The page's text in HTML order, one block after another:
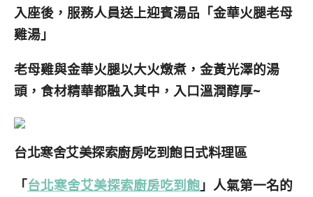
入座後，服務人員送上迎賓湯品「金華火腿老母
雞湯」
老母雞與金華火腿以大火燉煮，金黃光澤的湯
頭，食材精華都融入其中，入口溫潤醇厚~
台北寒舍艾美探索廚房吃到飽日式料理區
「台北寒舍艾美探索廚房吃到飽 」人氣第一名的